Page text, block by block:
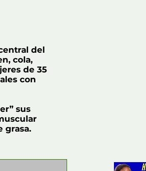
del
cola,
de 35
con
sus
grasa.